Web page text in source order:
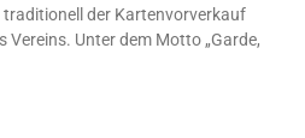
der Kartenvorverkauf
Unter dem Motto „Garde,